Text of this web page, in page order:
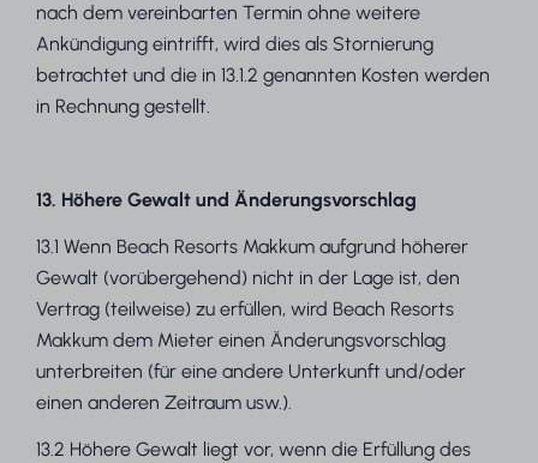
nach dem vereinbarten Termin ohne weitere
Ankündigung eintrifft, wird dies als Stornierung
betrachtet und die in 13.1.2 genannten Kosten werden
in Rechnung gestellt.
13. Höhere Gewalt und Änderungsvorschlag
13.1 Wenn Beach Resorts Makkum aufgrund höherer
Gewalt (vorübergehend) nicht in der Lage ist, den
Vertrag (teilweise) zu erfüllen, wird Beach Resorts
Makkum dem Mieter einen Änderungsvorschlag
unterbreiten (für eine andere Unterkunft und/oder
einen anderen Zeitraum usw.).
13.2 Höhere Gewalt liegt vor, wenn die Erfüllung des